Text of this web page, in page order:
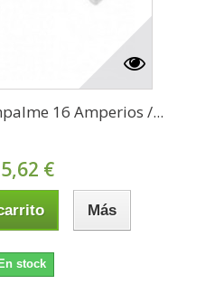
16 Amperios /...
€
Más
En stock